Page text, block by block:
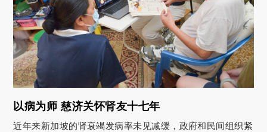
以病为师 慈济关怀肾友十七年
近年来新加坡的肾衰竭发病率未见减缓，政府和民间组织紧